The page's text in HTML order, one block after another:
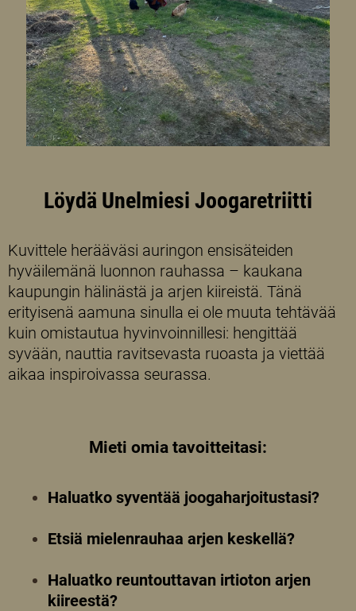
Löydä Unelmiesi Joogaretriitti
Kuvittele herääväsi auringon ensisäteiden
hyväilemänä luonnon rauhassa – kaukana
kaupungin hälinästä ja arjen kiireistä. Tänä
erityisenä aamuna sinulla ei ole muuta tehtävää
kuin omistautua hyvinvoinnillesi: hengittää
syvään, nauttia ravitsevasta ruoasta ja viettää
aikaa inspiroivassa seurassa.
Mieti omia tavoitteitasi:
Haluatko syventää joogaharjoitustasi?
Etsiä mielenrauhaa arjen keskellä?
Haluatko reuntouttavan irtioton arjen
kiireestä?